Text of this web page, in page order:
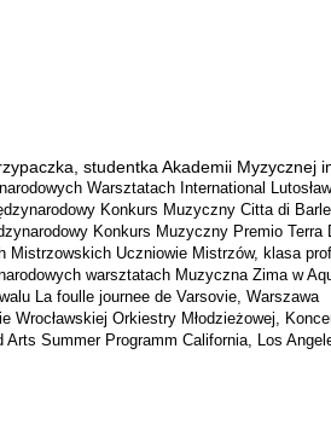
studentka Akademii Myzycznej
Warsztatach International
Konkurs Muzyczny Citta di
Konkurs Muzyczny Premio
Mistrzowskich Uczniowie Mistrzów, klasa
warsztatach Muzyczna Zima w
La foulle journee de Varsovie, Warszawa
Wrocławskiej Orkiestry Młodzieżowej,
Arts Summer Programm California, Los